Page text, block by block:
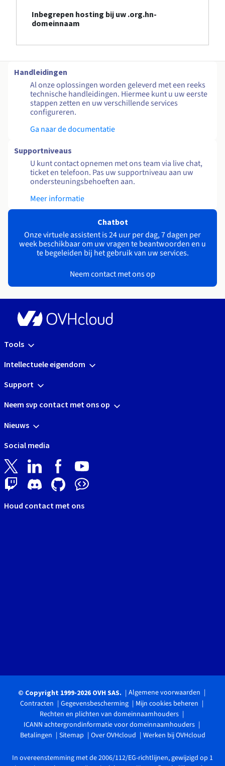
Inbegrepen hosting bij uw .org.hn-
domeinnaam
Handleidingen
Al onze oplossingen worden geleverd met een reeks
technische handleidingen. Hiermee kunt u uw eerste
stappen zetten en uw verschillende services
configureren.
Ga naar de documentatie
Supportniveaus
U kunt contact opnemen met ons team via live chat,
ticket en telefoon. Pas uw supportniveau aan uw
ondersteuningsbehoeften aan.
Meer informatie
Chatbot
Onze virtuele assistent is 24 uur per dag, 7 dagen per
week beschikbaar om uw vragen te beantwoorden en u
te begeleiden bij het gebruik van uw services.
Neem contact met ons op
Tools
Intellectuele eigendom
Support
Neem svp contact met ons op
Nieuws
Social media
Houd contact met ons
© Copyright 1999-2026 OVH SAS.
Algemene voorwaarden
Contracten
Gegevensbescherming
Mijn cookies beheren
Rechten en plichten van domeinnaamhouders
ICANN achtergrondinformatie voor domeinnaamhouders
Betalingen
Sitemap Over OVHcloud Werken bij OVHcloud
In overeenstemming met de 2006/112/EG-richtlijnen, gewijzigd op 1